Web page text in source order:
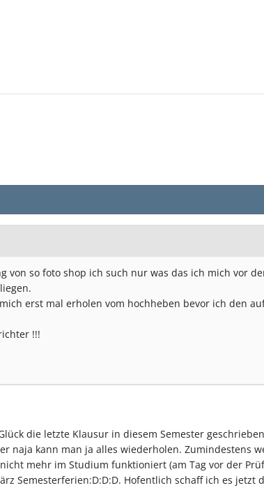
von so foto shop ich such nur was das ich mich vor
erst mal erholen vom hochheben bevor ich den
!!!
die letzte Klausur in diesem Semester
naja kann man ja alles wiederholen. Zumindestens
mehr im Studium funktioniert (am Tag vor der
Semesterferien:D:D:D. Hofentlich schaff ich es